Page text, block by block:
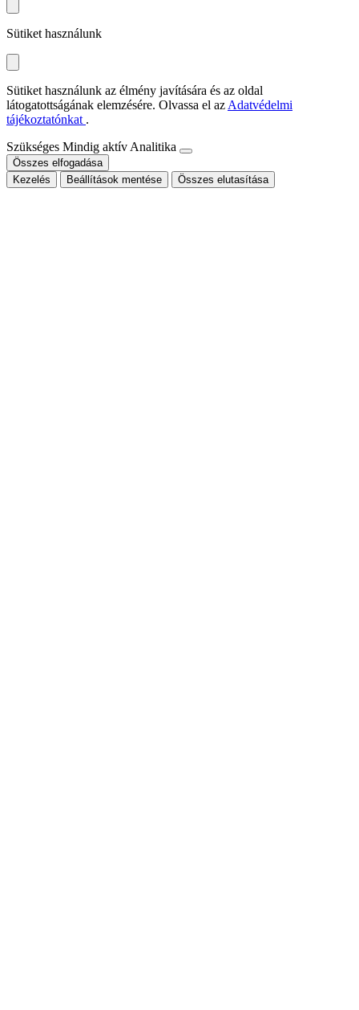
Sütiket használunk
Sütiket használunk az élmény javítására és az oldal
látogatottságának elemzésére. Olvassa el az Adatvédelmi
tájékoztatónkat .
Szükséges Mindig aktív Analitika
Összes elfogadása
Kezelés
Beállítások mentése Összes elutasítása